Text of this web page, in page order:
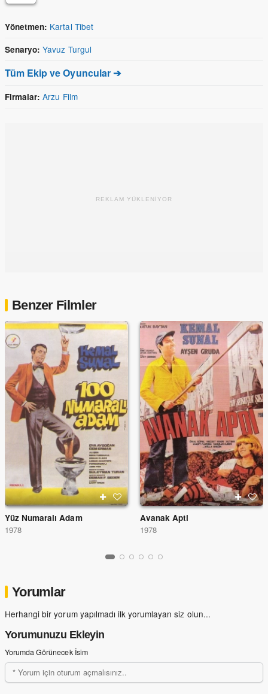
Yönetmen: Kartal Tibet
Senaryo: Yavuz Turgul
Tüm Ekip ve Oyuncular ➔
Firmalar: Arzu Film
REKLAM YÜKLENİYOR
Benzer Filmler
Yüz Numaralı Adam
1978
Avanak Apti
1978
Yorumlar
Herhangi bir yorum yapılmadı ilk yorumlayan siz olun...
Yorumunuzu Ekleyin
Yorumda Görünecek İsim